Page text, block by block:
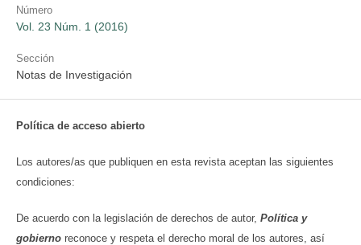
Número
Vol. 23 Núm. 1 (2016)
Sección
Notas de Investigación
Política de acceso abierto
Los autores/as que publiquen en esta revista aceptan las siguientes
condiciones:
De acuerdo con la legislación de derechos de autor, Política y
gobierno reconoce y respeta el derecho moral de los autores, así